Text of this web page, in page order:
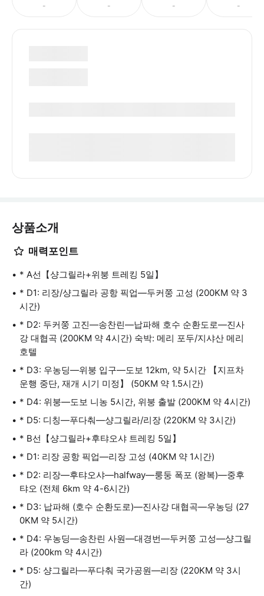
- - - -
상품소개
매력포인트
* A선【샹그릴라+위붕 트레킹 5일】
* D1: 리장/샹그릴라 공항 픽업—두커쭝 고성 (200KM 약 3
시간)
* D2: 두커쭝 고진—송찬린—납파해 호수 순환도로—진사
강 대협곡 (200KM 약 4시간) 숙박: 메리 포두/지샤산 메리
호텔
* D3: 우농딩—위붕 입구—도보 12km, 약 5시간 【지프차
운행 중단, 재개 시기 미정】 (50KM 약 1.5시간)
* D4: 위붕—도보 니농 5시간, 위붕 출발 (200KM 약 4시간)
* D5: 디칭—푸다춰—샹그릴라/리장 (220KM 약 3시간)
* B선【샹그릴라+후탸오샤 트레킹 5일】
* D1: 리장 공항 픽업—리장 고성 (40KM 약 1시간)
* D2: 리장—후탸오샤—halfway—룽둥 폭포 (왕복)—중후
탸오 (전체 6km 약 4-6시간)
* D3: 납파해 (호수 순환도로)—진사강 대협곡—우농딩 (27
0KM 약 5시간)
* D4: 우농딩—송찬린 사원—대경번—두커쭝 고성—샹그릴
라 (200km 약 4시간)
* D5: 샹그릴라—푸다춰 국가공원—리장 (220KM 약 3시
간)